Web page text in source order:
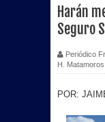
Harán
Seguro
Periódico
H. Matamoros
POR: